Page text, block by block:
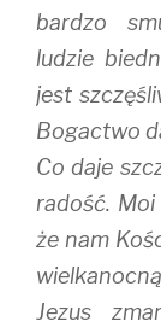
bardzo
ludzie
jest
Bogactwo
Co daje
radość.
że nam
Jezus